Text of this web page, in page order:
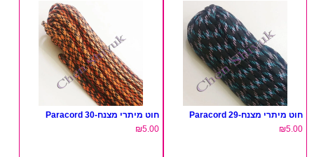
חוט מיתרי מצנח-29 Paracord
₪5.00
חוט מיתרי מצנח-30 Paracord
₪5.00